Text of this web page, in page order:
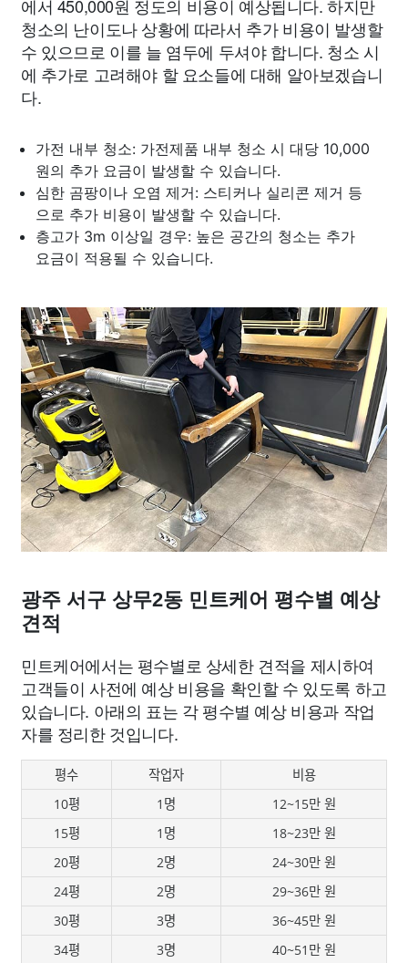
에서 450,000원 정도의 비용이 예상됩니다. 하지만
청소의 난이도나 상황에 따라서 추가 비용이 발생할
수 있으므로 이를 늘 염두에 두셔야 합니다. 청소 시
에 추가로 고려해야 할 요소들에 대해 알아보겠습니
다.
가전 내부 청소: 가전제품 내부 청소 시 대당 10,000
원의 추가 요금이 발생할 수 있습니다.
심한 곰팡이나 오염 제거: 스티커나 실리콘 제거 등
으로 추가 비용이 발생할 수 있습니다.
층고가 3m 이상일 경우: 높은 공간의 청소는 추가
요금이 적용될 수 있습니다.
광주 서구 상무2동 민트케어 평수별 예상
견적
민트케어에서는 평수별로 상세한 견적을 제시하여
고객들이 사전에 예상 비용을 확인할 수 있도록 하고
있습니다. 아래의 표는 각 평수별 예상 비용과 작업
자를 정리한 것입니다.
평수 작업자
비용
10평
1명
12~15만 원
15평
1명
18~23만 원
20평
2명
24~30만 원
24평
2명
29~36만 원
30평
3명
36~45만 원
34평
3명 40~51만 원